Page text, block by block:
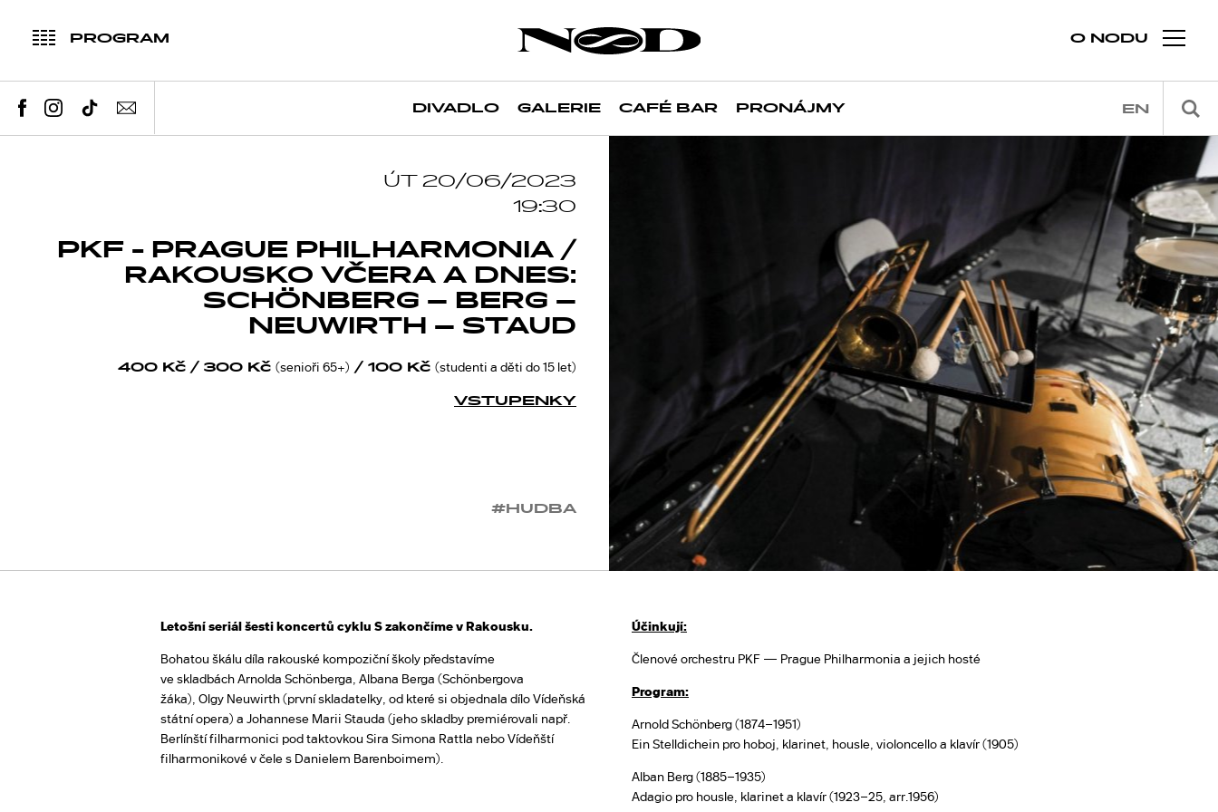
PROGRAM O NODU
DIVADLO GALERIE CAFÉ BAR PRONÁJMY EN
ÚT 20/06/2023
19:30
PKF - PRAGUE PHILHARMONIA /
RAKOUSKO VČERA A DNES:
SCHÖNBERG – BERG –
NEUWIRTH – STAUD
400 Kč / 300 Kč (senioři 65+) / 100 Kč (studenti a děti do 15 let)
VSTUPENKY
#HUDBA
Letošní seriál šesti koncertů cyklu S zakončíme v Rakousku.
Bohatou škálu díla rakouské kompoziční školy představíme
ve skladbách Arnolda Schönberga, Albana Berga (Schönbergova
žáka), Olgy Neuwirth (první skladatelky, od které si objednala dílo Vídeňská
státní opera) a Johannese Marii Stauda (jeho skladby premiérovali např.
Berlínští filharmonici pod taktovkou Sira Simona Rattla nebo Vídeňští
filharmonikové v čele s Danielem Barenboimem).
Účinkují:
Členové orchestru PKF — Prague Philharmonia a jejich hosté
Program:
Arnold Schönberg (1874–1951)
Ein Stelldichein pro hoboj, klarinet, housle, violoncello a klavír (1905)
Alban Berg (1885–1935)
Adagio pro housle, klarinet a klavír (1923–25, arr.1956)